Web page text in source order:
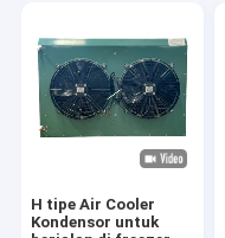
H tipe Air Cooler
Kondensor untuk